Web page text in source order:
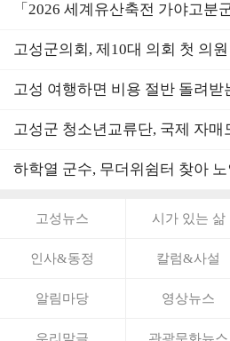
「2026 세계유산축전 가야고분
고성군의회, 제10대 의회 첫 의원
고성 여행하면 비용 절반 돌려받
고성군 청소년교류단, 국제 자매
하학열 군수, 무더위쉼터 찾아 노
고성뉴스 시가 있는 삶
인사&동정 칼럼&사설
알림마당 영상뉴스